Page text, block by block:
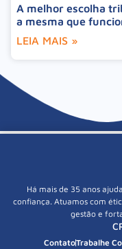
A melhor escolha
a mesma que
LEIA MAIS »
Há mais de 35 anos
confiança. Atuamos com
gestão e
ContatoTrabalhe